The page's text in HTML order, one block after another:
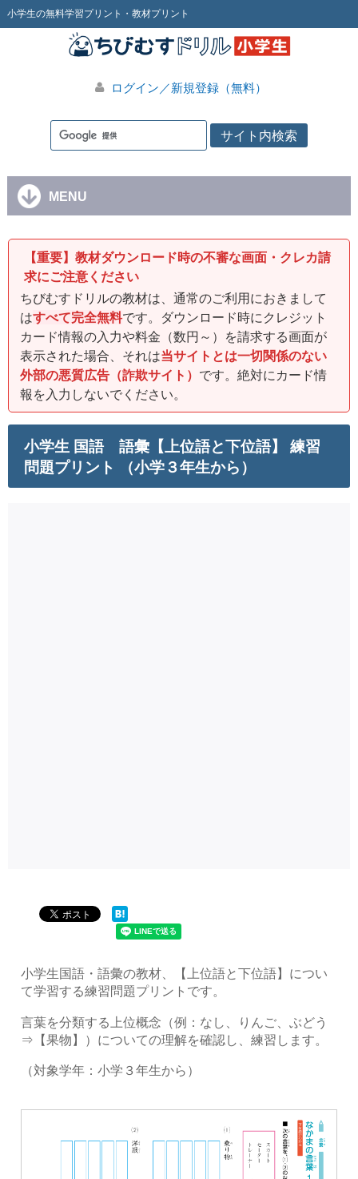
小学生の無料学習プリント・教材プリント
ログイン／新規登録（無料）
MENU
【重要】教材ダウンロード時の不審な画面・クレカ請
求にご注意ください
ちびむすドリルの教材は、通常のご利用におきまして
はすべて完全無料です。ダウンロード時にクレジット
カード情報の入力や料金（数円～）を請求する画面が
表示された場合、それは当サイトとは一切関係のない
外部の悪質広告（詐欺サイト） です。絶対にカード情
報を入力しないでください。
小学生 国語 語彙【上位語と下位語】 練習
問題プリント （小学３年生から）
小学生国語・語彙の教材、【上位語と下位語】につい
て学習する練習問題プリントです。
言葉を分類する上位概念（例：なし、りんご、ぶどう
⇒【果物】）についての理解を確認し、練習します。
（対象学年：小学３年生から）